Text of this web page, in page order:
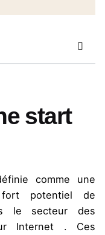
start
comme une
potentiel de
le secteur des
Internet . Ces